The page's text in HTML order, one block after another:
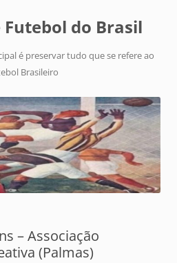
do Brasil
é preservar tudo que se refere ao
Brasileiro
– Associação
(Palmas)